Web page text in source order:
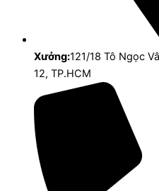
Xưởng:121/18 Tô Ngọc
12, TP.HCM